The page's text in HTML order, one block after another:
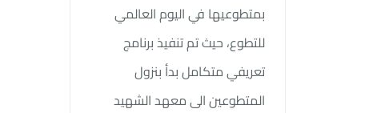
بمتطوعيها في اليوم العالمي
للتطوع، حيث تم تنفيذ برنامج
تعريفي متكامل بدأ بنزول
المتطوعين الى معهد الشهيد